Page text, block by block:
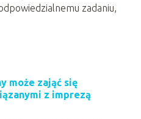
zadaniu,
może zająć się
z imprezą